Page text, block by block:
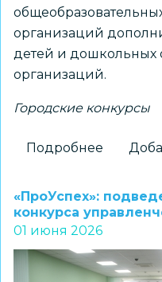
организаций
детей и дошкольных
организаций.
Городские конкурсы
Подробнее
«ПроУспех»:
конкурса
01 июня 2026